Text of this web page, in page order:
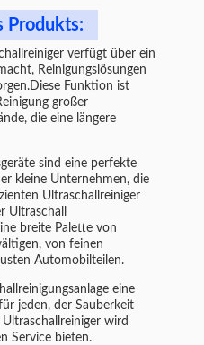
Produkts:
verfügt über ein
Reinigungslösungen
Funktion ist
großer
die eine längere
sind eine perfekte
kleine Unternehmen, die
Ultraschallreiniger
Ultraschall
breite Palette von
von feinen
Automobilteilen.
eine
jeden, der Sauberkeit
wird
Service bieten.